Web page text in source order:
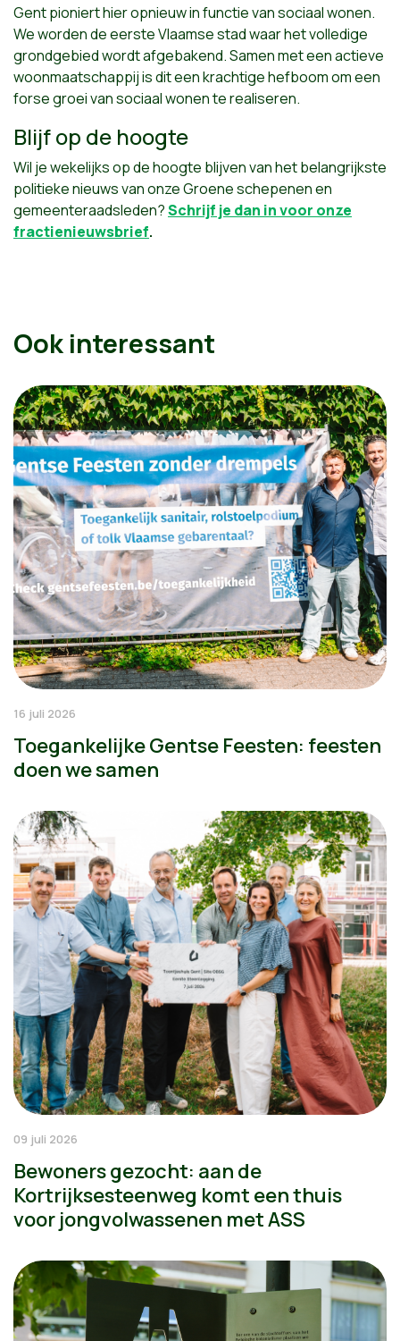
Gent pioniert hier opnieuw in functie van sociaal wonen.
We worden de eerste Vlaamse stad waar het volledige
grondgebied wordt afgebakend. Samen met een actieve
woonmaatschappij is dit een krachtige hefboom om een
forse groei van sociaal wonen te realiseren.
Blijf op de hoogte
Wil je wekelijks op de hoogte blijven van het belangrijkste
politieke nieuws van onze Groene schepenen en
gemeenteraadsleden?Schrijf je dan in voor onze
fractienieuwsbrief.
Ook interessant
16 juli 2026
Toegankelijke Gentse Feesten: feesten
doen we samen
09 juli 2026
Bewoners gezocht: aan de
Kortrijksesteenweg komt een thuis
voor jongvolwassenen met ASS